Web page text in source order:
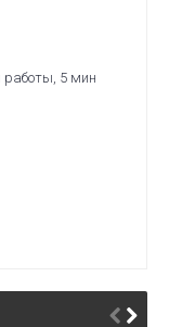
5 мин